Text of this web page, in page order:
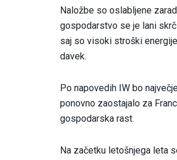
Naložbe so oslabljene
gospodarstvo se je lani
saj so visoki stroški
davek.
Po napovedih IW bo
ponovno zaostajalo za
gospodarska rast.
Na začetku letošnjega leta